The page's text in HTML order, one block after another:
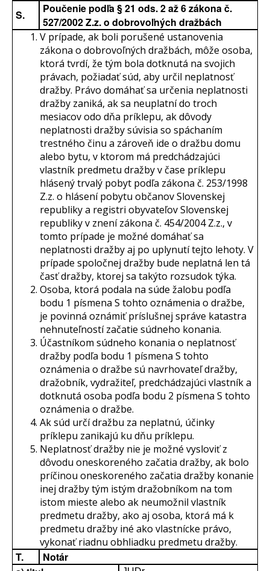
S.
Poučenie podľa § 21 ods. 2 až 6 zákona č.
527/2002 Z.z. o dobrovoľných dražbách
V prípade, ak boli porušené ustanovenia
zákona o dobrovoľných dražbách, môže osoba,
ktorá tvrdí, že tým bola dotknutá na svojich
právach, požiadať súd, aby určil neplatnosť
dražby. Právo domáhať sa určenia neplatnosti
dražby zaniká, ak sa neuplatní do troch
mesiacov odo dňa príklepu, ak dôvody
neplatnosti dražby súvisia so spáchaním
trestného činu a zároveň ide o dražbu domu
alebo bytu, v ktorom má predchádzajúci
vlastník predmetu dražby v čase príklepu
hlásený trvalý pobyt podľa zákona č. 253/1998
Z.z. o hlásení pobytu občanov Slovenskej
republiky a registri obyvateľov Slovenskej
republiky v znení zákona č. 454/2004 Z.z., v
tomto prípade je možné domáhať sa
neplatnosti dražby aj po uplynutí tejto lehoty. V
prípade spoločnej dražby bude neplatná len tá
časť dražby, ktorej sa takýto rozsudok týka.
Osoba, ktorá podala na súde žalobu podľa
bodu 1 písmena S tohto oznámenia o dražbe,
je povinná oznámiť príslušnej správe katastra
nehnuteľností začatie súdneho konania.
Účastníkom súdneho konania o neplatnosť
dražby podľa bodu 1 písmena S tohto
oznámenia o dražbe sú navrhovateľ dražby,
dražobník, vydražiteľ, predchádzajúci vlastník a
dotknutá osoba podľa bodu 2 písmena S tohto
oznámenia o dražbe.
Ak súd určí dražbu za neplatnú, účinky
príklepu zanikajú ku dňu príklepu.
Neplatnosť dražby nie je možné vysloviť z
dôvodu oneskoreného začatia dražby, ak bolo
príčinou oneskoreného začatia dražby konanie
inej dražby tým istým dražobníkom na tom
istom mieste alebo ak neumožnil vlastník
predmetu dražby, ako aj osoba, ktorá má k
predmetu dražby iné ako vlastnícke právo,
vykonať riadnu obhliadku predmetu dražby.
T.
Notár